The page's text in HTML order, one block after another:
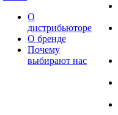
О
дистрибьюторе
О бренде
Почему
выбирают нас